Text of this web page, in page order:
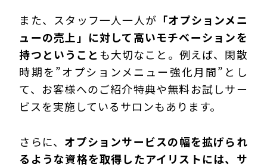
また、スタッフ一人一人が 「オプションメニ
ューの売上」に対して高いモチベーションを
持つということ も大切なこと。例えば、閑散
時期を”オプションメニュー強化月間”とし
て、お客様へのご紹介特典や無料お試しサー
ビスを実施しているサロンもあります。
さらに、 オプションサービスの幅を拡げられ
るような資格を取得したアイリストには、サ